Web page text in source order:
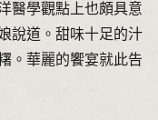
醫學觀點上也頗具意
說道。甜味十足的汁
。華麗的饗宴就此告